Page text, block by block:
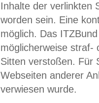
Inhalte der verlinkten
worden sein. Eine
möglich. Das
möglicherweise straf-
Sitten verstoßen. Für
Webseiten anderer
verwiesen wurde.